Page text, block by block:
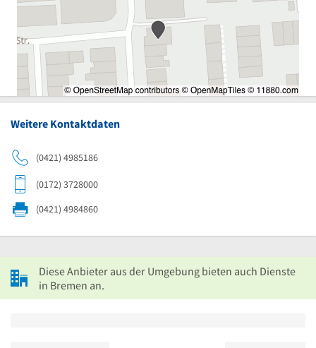
Weitere Kontaktdaten
(0421) 4985186
(0172) 3728000
(0421) 4984860
Diese Anbieter aus der Umgebung bieten auch Dienste
in Bremen an.